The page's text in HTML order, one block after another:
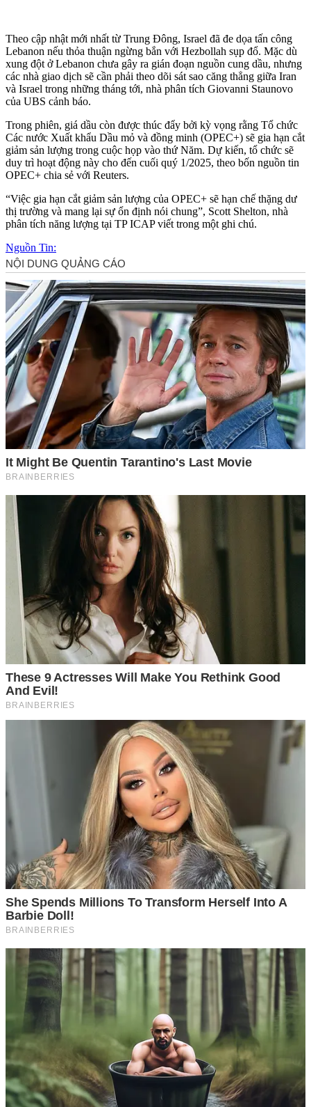
Theo cập nhật mới nhất từ Trung Đông, Israel đã đe dọa tấn công
Lebanon nếu thỏa thuận ngừng bắn với Hezbollah sụp đổ. Mặc dù
xung đột ở Lebanon chưa gây ra gián đoạn nguồn cung dầu, nhưng
các nhà giao dịch sẽ cần phải theo dõi sát sao căng thẳng giữa Iran
và Israel trong những tháng tới, nhà phân tích Giovanni Staunovo
của UBS cảnh báo.
Trong phiên, giá dầu còn được thúc đẩy bởi kỳ vọng rằng Tổ chức
Các nước Xuất khẩu Dầu mỏ và đồng minh (OPEC+) sẽ gia hạn cắt
giảm sản lượng trong cuộc họp vào thứ Năm. Dự kiến, tổ chức sẽ
duy trì hoạt động này cho đến cuối quý 1/2025, theo bốn nguồn tin
OPEC+ chia sẻ với Reuters.
“Việc gia hạn cắt giảm sản lượng của OPEC+ sẽ hạn chế thặng dư
thị trường và mang lại sự ổn định nói chung”, Scott Shelton, nhà
phân tích năng lượng tại TP ICAP viết trong một ghi chú.
Nguồn Tin: